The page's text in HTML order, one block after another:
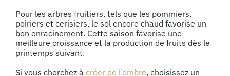
Pour les arbres fruitiers, tels que les pommiers,
poiriers et cerisiers, le sol encore chaud favorise un
bon enracinement. Cette saison favorise une
meilleure croissance et la production de fruits dès le
printemps suivant.
Si vous cherchez à créer de l’ombre, choisissez un